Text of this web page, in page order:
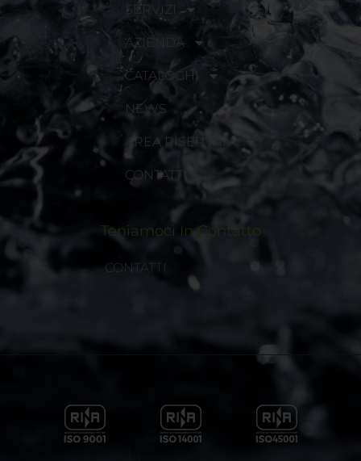
SERVIZI
AZIENDA
CATALOGHI
NEWS
AREA RISERVATA
CONTATTI
Teniamoci In Contatto
CONTATTI